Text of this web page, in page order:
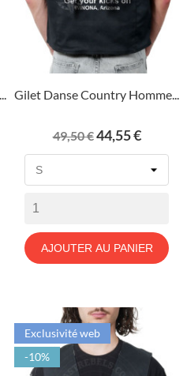
Gilet Danse Country Homme...
Prix
de
49,50 €Prix
44,55 €
AJOUTER AU PANIER
Exclusivité web
-10%